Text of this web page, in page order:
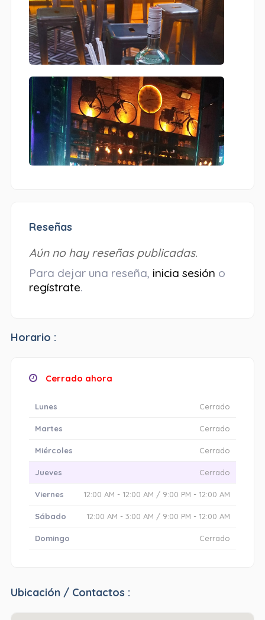
Reseñas
Aún no hay reseñas publicadas.
Para dejar una reseña, inicia sesión o
regístrate.
Horario :
Cerrado ahora
Lunes Cerrado
Martes Cerrado
Miércoles Cerrado
Jueves Cerrado
Viernes 12:00 AM - 12:00 AM / 9:00 PM - 12:00 AM
Sábado 12:00 AM - 3:00 AM / 9:00 PM - 12:00 AM
Domingo Cerrado
Ubicación / Contactos :